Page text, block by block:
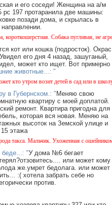
и его соседи! Женщина на а/м
рс 197 протаранила две машины:
позади дома, и скрылась в
Собака пугливая, не
кот или кошка (подросток). Окрас
его дня 4 назад, зашуганый,
может кто ищет. Вот примерно
животные...: "
кто утром возит детей в сад или в школу
в Губернском.: "Меняю свою
квартиру с моей доплатой.
ремонт. Квартира пригодна для
которая вся новая. Меняю на
высоток на Земской улице и
этажа
такса. Мальчик. Ухоженная с ошейником.
беде...: "У дома №6 бегает
или может кому
же.умрет бедолага. или может
:( хотела забрать себе но
против.